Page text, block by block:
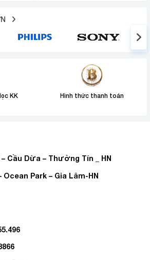
về khả năng tái hiện hình ảnh mà
chất lượng với mức công
vời và đặc sắc hơn, Coocaa đã
KK Hình thức thanh toán
Cầu Dừa – Thường Tín _ HN
Ocean Park – Gia Lâm-HN